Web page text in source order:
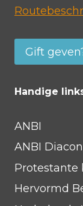
Gift
Handige
ANBI
ANBI
Protestante
Hervormd